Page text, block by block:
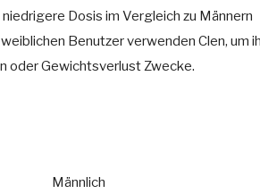
Dosis im Vergleich zu Männern
Benutzer verwenden Clen, um
oder Gewichtsverlust Zwecke.
Männlich